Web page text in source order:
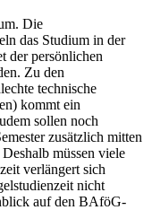
Die
das Studium in der
der persönlichen
Zu den
technische
kommt ein
sollen noch
zusätzlich mitten
müssen viele
verlängert sich
nicht
auf den BAföG-